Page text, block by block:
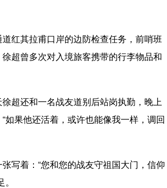
红其拉甫口岸的边防检查任务，前哨班
超曾多次对入境旅客携带的行李物品和
超还和一名战友道别后站岗执勤，晚上
果他还活着，或许也能像我一样，调回
着：“您和您的战友守祖国大门，信仰